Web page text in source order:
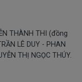
THÀNH THI (đồng
LÊ DUY - PHAN
THỊ NGỌC THÚY.